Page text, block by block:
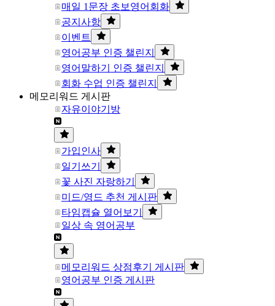
매일 1문장 초보영어회화
공지사항
이벤트
영어공부 인증 챌린지
영어말하기 인증 챌린지
회화 수업 인증 챌린지
메모리워드 게시판
자유이야기방
가입인사
일기쓰기
꽃 사진 자랑하기
미드/영드 추천 게시판
타임캡슐 열어보기
일상 속 영어공부
메모리워드 상점후기 게시판
영어공부 인증 게시판